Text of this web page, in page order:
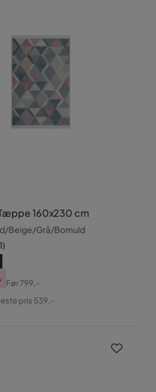
160x230 cm
Beige/Grå/Bomuld
1)
Før799,-
pris 539,-